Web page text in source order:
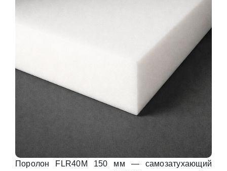
Поролон FLR40M 150 мм — самозатухающий